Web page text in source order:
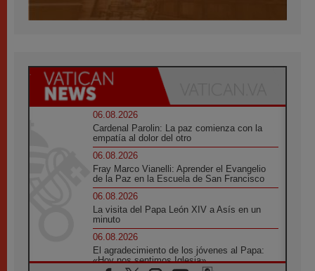
06.08.2026
Cardenal Parolin: La paz comienza con la
empatía al dolor del otro
06.08.2026
Fray Marco Vianelli: Aprender el Evangelio
de la Paz en la Escuela de San Francisco
06.08.2026
La visita del Papa León XIV a Asís en un
minuto
06.08.2026
El agradecimiento de los jóvenes al Papa:
«Hoy nos sentimos Iglesia»